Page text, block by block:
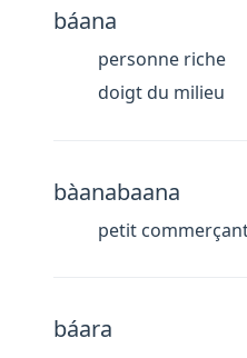
báana
personne riche
doigt du milieu
bàanabaana
petit
báara